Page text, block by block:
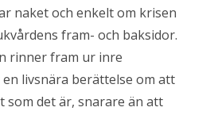
naket och enkelt om krisen
fram- och baksidor.
rinner fram ur inre
livsnära berättelse om att
som det är, snarare än att